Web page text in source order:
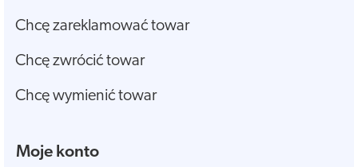
Chcę zareklamować towar
Chcę zwrócić towar
Chcę wymienić towar
Moje konto